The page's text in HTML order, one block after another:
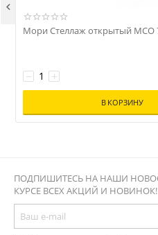
Мори Стеллаж открытый МСО
+
−
В КОРЗИНУ

ПОДПИШИТЕСЬ НА НАШИ
КУРСЕ ВСЕХ АКЦИЙ И НОВИНОК!